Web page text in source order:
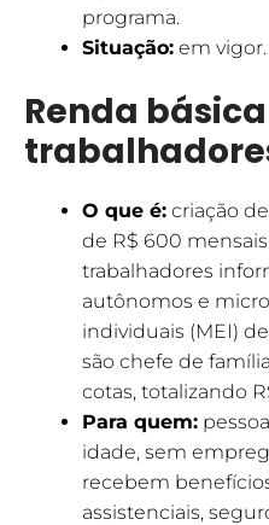
programa.
Situação: em vigor.
Renda
O que é: criação
de R$ 600
trabalhadores
autônomos e
individuais (MEI)
são chefe de
cotas, totalizando
Para quem:
idade, sem
recebem
assistenciais,